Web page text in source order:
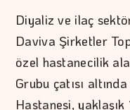
Diyaliz ve ilaç
Daviva Şirketler
özel hastanecilik
Grubu çatısı
Hastanesi,